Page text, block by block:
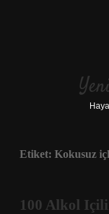
Etiket: Kokusuz
100 Alkol